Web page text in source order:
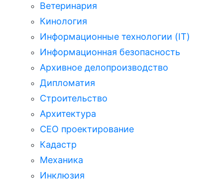
Ветеринария
Кинология
Информационные технологии (IT)
Информационная безопасность
Архивное делопроизводство
Дипломатия
Строительство
Архитектура
СЕО проектирование
Кадастр
Механика
Инклюзия